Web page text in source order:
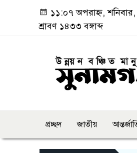
১১:০৭ অপরাহ্ন,
শ্রাবণ ১৪৩৩ বঙ্গাব্দ
প্রচ্ছদ জাতীয়